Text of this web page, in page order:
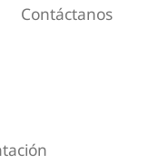
Contáctanos